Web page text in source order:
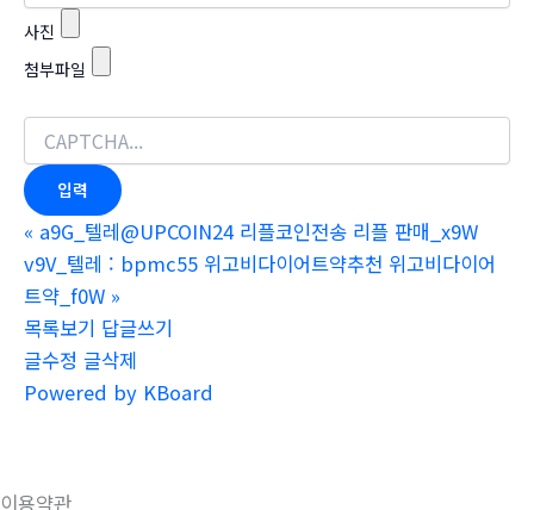
사진
첨부파일
« a9G_텔레@UPCOIN24 리플코인전송 리플 판매_x9W
v9V_텔레 : bpmc55 위고비다이어트약추천 위고비다이어
트약_f0W »
목록보기 답글쓰기
글수정 글삭제
Powered by KBoard
이용약관